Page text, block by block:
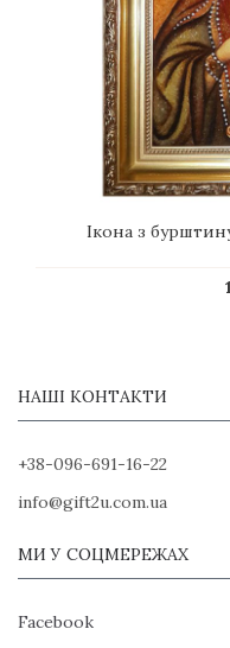
Ікона з
НАШІ КОНТАКТИ
+38-096-691-16-22
info@gift2u.com.ua
МИ У СОЦМЕРЕЖАХ
Facebook